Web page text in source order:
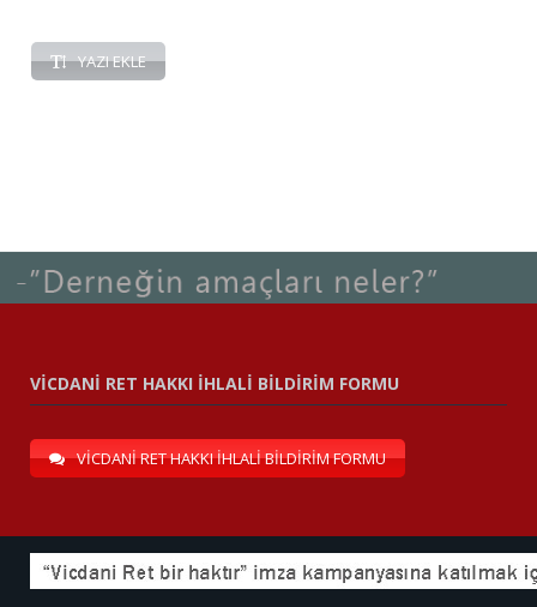
YAZI EKLE
VİCDANİ RET HAKKI İHLALİ BİLDİRİM FORMU
VİCDANİ RET HAKKI İHLALİ BİLDİRİM FORMU